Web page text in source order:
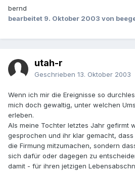
bernd
bearbeitet 9. Oktober 2003 von
utah-r
Geschrieben 13. Oktober 2003
Wenn ich mir die Ereignisse so
mich doch gewaltig, unter welchen
erleben.
Als meine Tochter letztes Jahr gefirmt
gesprochen und ihr klar gemacht,
die Firmung mitzumachen, sondern
sich dafür oder dagegen zu
damit - für ihren jetzigen